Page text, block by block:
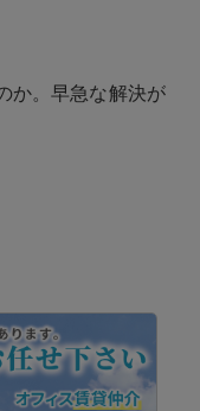
か。早急な解決が